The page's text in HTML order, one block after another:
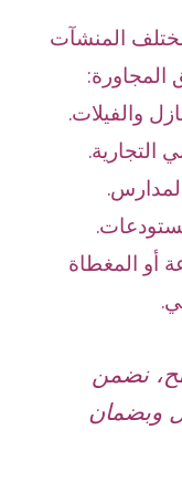
المنشآت
المجاورة:
والفيلات.
التجارية.
أو المغطاة
نضمن
وبضمان